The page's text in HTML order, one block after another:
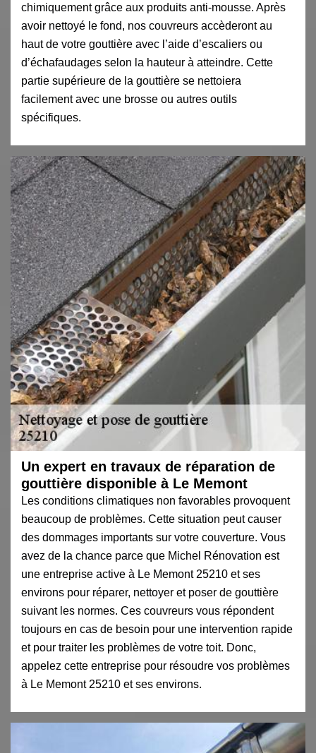
chimiquement grâce aux produits anti-mousse. Après
avoir nettoyé le fond, nos couvreurs accèderont au
haut de votre gouttière avec l’aide d’escaliers ou
d’échafaudages selon la hauteur à atteindre. Cette
partie supérieure de la gouttière se nettoiera
facilement avec une brosse ou autres outils
spécifiques.
Un expert en travaux de réparation de
gouttière disponible à Le Memont
Les conditions climatiques non favorables provoquent
beaucoup de problèmes. Cette situation peut causer
des dommages importants sur votre couverture. Vous
avez de la chance parce que Michel Rénovation est
une entreprise active à Le Memont 25210 et ses
environs pour réparer, nettoyer et poser de gouttière
suivant les normes. Ces couvreurs vous répondent
toujours en cas de besoin pour une intervention rapide
et pour traiter les problèmes de votre toit. Donc,
appelez cette entreprise pour résoudre vos problèmes
à Le Memont 25210 et ses environs.